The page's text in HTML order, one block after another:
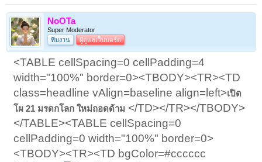
NoOTa
Super Moderator
ทีมงาน
ผู้ดูแลเว็บบอร์ด
<TABLE cellSpacing=0 cellPadding=4
width="100%" border=0><TBODY><TR><TD
class=headline vAlign=baseline align=left>เปิด
โผ 21 มรดกโลก ใหม่ถอดด้าม </TD></TR></TBODY>
</TABLE><TABLE cellSpacing=0
cellPadding=0 width="100%" border=0>
<TBODY><TR><TD bgColor=#cccccc